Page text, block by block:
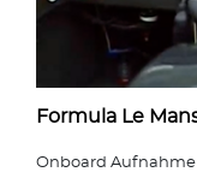
Formula Le
Onboard Aufnahme